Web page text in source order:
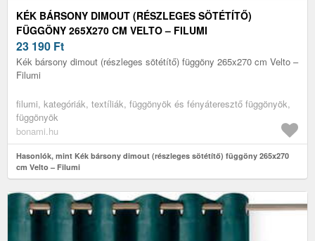
KÉK BÁRSONY DIMOUT (RÉSZLEGES SÖTÉTÍTŐ)
FÜGGÖNY 265X270 CM VELTO – FILUMI
23 190 Ft
Kék bársony dimout (részleges sötétítő) függöny 265x270 cm Velto –
Filumi
filumi, kategóriák, textíliák, függönyök és fényáteresztő függönyök,
függönyök
bonami.hu
Hasonlók, mint Kék bársony dimout (részleges sötétítő) függöny 265x270
cm Velto – Filumi